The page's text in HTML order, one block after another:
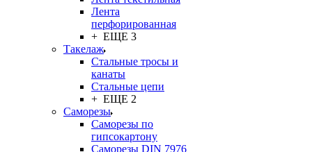
Лента
перфорированная
+ ЕЩЕ 3
Такелаж
Стальные тросы и
канаты
Стальные цепи
+ ЕЩЕ 2
Саморезы
Саморезы по
гипсокартону
Саморезы DIN 7976